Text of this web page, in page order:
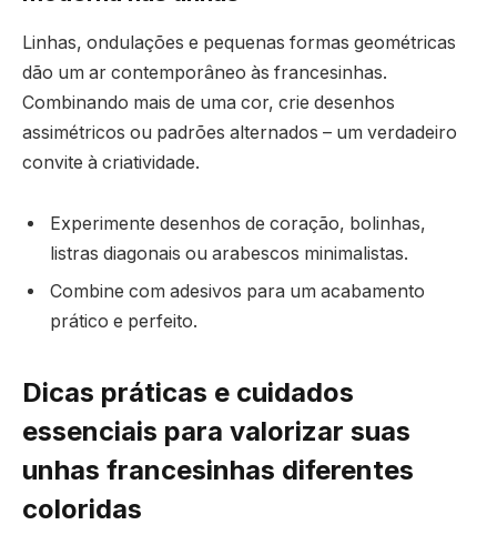
Linhas, ondulações e pequenas formas geométricas
dão um ar contemporâneo às francesinhas.
Combinando mais de uma cor, crie desenhos
assimétricos ou padrões alternados – um verdadeiro
convite à criatividade.
Experimente desenhos de coração, bolinhas,
listras diagonais ou arabescos minimalistas.
Combine com adesivos para um acabamento
prático e perfeito.
Dicas práticas e cuidados
essenciais para valorizar suas
unhas francesinhas diferentes
coloridas